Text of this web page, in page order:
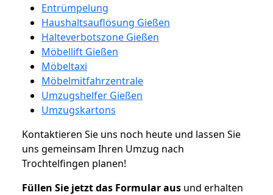
Entrümpelung
Haushaltsauflösung Gießen
Halteverbotszone Gießen
Möbellift Gießen
Möbeltaxi
Möbelmitfahrzentrale
Umzugshelfer Gießen
Umzugskartons
Kontaktieren Sie uns noch heute und lassen Sie
uns gemeinsam Ihren Umzug nach
Trochtelfingen planen!
Füllen Sie jetzt das Formular aus und erhalten